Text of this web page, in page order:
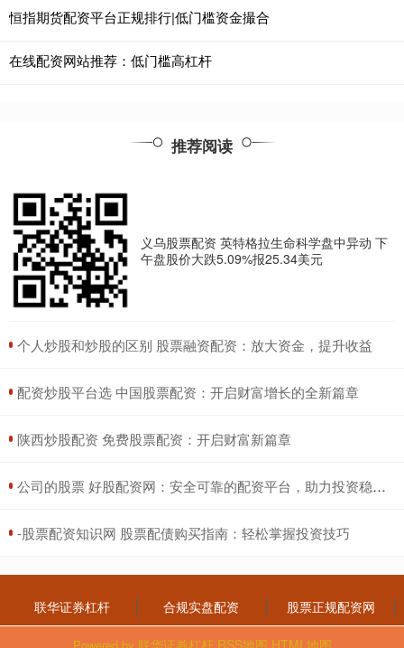
恒指期货配资平台正规排行|低门槛资金撮合
在线配资网站推荐：低门槛高杠杆
推荐阅读
义乌股票配资 英特格拉生命科学盘中异动 下
午盘股价大跌5.09%报25.34美元
​个人炒股和炒股的区别 股票融资配资：放大资金，提升收益
​配资炒股平台选 中国股票配资：开启财富增长的全新篇章
​陕西炒股配资 免费股票配资：开启财富新篇章
​公司的股票 好股配资网：安全可靠的配资平台，助力投资稳健获利
​-股票配资知识网 股票配债购买指南：轻松掌握投资技巧
联华证券杠杆 合规实盘配资 股票正规配资网